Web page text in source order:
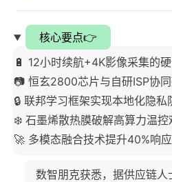
核心要点👉
🔋 12小时续航+4K影像采集的
📷 恒玄2800芯片与自研ISP协
🔒 联邦学习框架实现本地化隐私
❄️ 石墨烯散热膜破解高算力温控
🚀 多模态融合技术提升40%响
数智朋克获悉，据供应链